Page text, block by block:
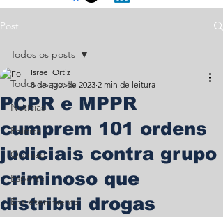
Post
Todos os posts
Notícias
Política
Opinião
Esporte
Entretenimento
Todos os posts
PCPR e MPPR
cumprem 101 ordens
judiciais contra grupo
criminoso que
distribui drogas
Israel Ortiz
8 de ago. de 2023 2 min de leitura